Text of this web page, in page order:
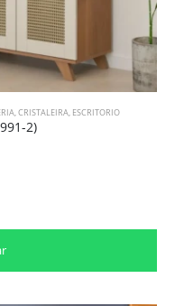
,CRISTALEIRA, ESCRITORIO
2)